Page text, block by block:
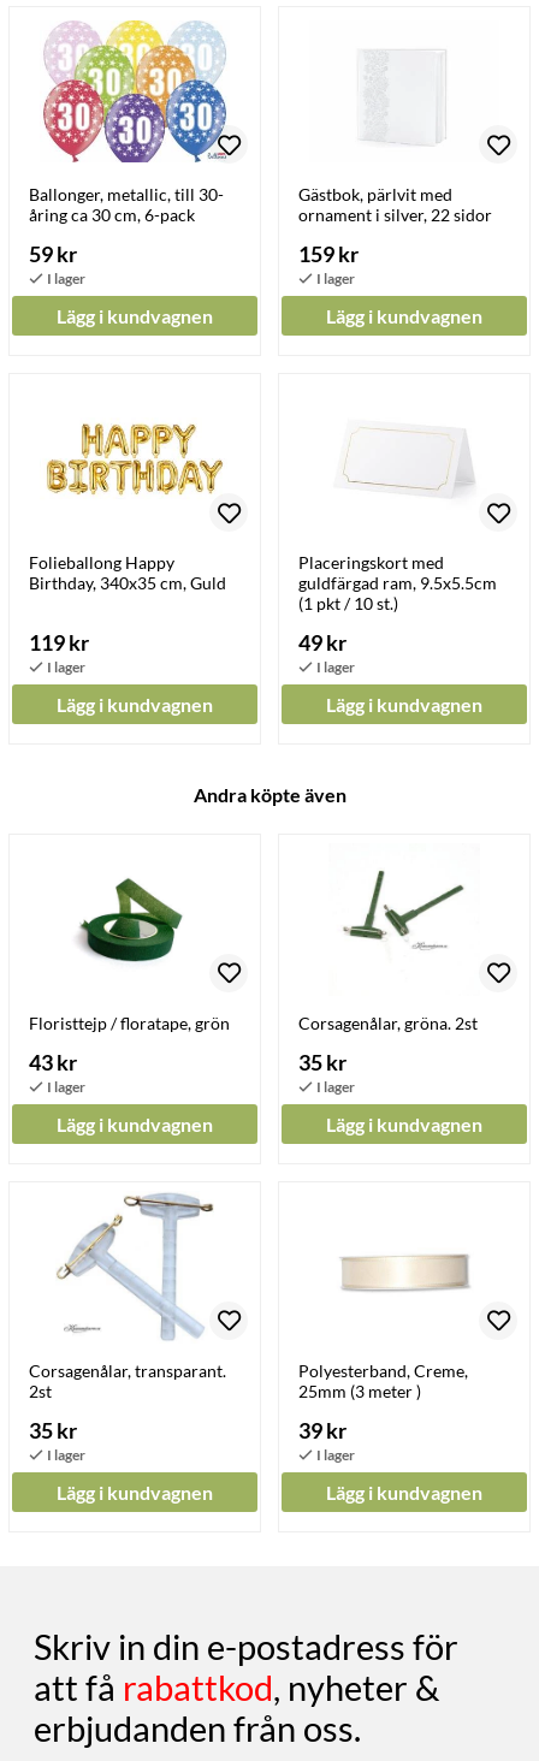
Ballonger, metallic, till 30-
åring ca 30 cm, 6-pack
59 kr
Lägg i kundvagnen
Gästbok, pärlvit med
ornament i silver, 22 sidor
159 kr
Lägg i kundvagnen
Folieballong Happy
Birthday, 340x35 cm, Guld
119 kr
Lägg i kundvagnen
Placeringskort med
guldfärgad ram, 9.5x5.5cm
(1 pkt / 10 st.)
49 kr
Lägg i kundvagnen
Andra köpte även
Floristtejp / floratape, grön
43 kr
Lägg i kundvagnen
Corsagenålar, gröna. 2st
35 kr
Lägg i kundvagnen
Corsagenålar, transparant.
2st
35 kr
Lägg i kundvagnen
Polyesterband, Creme,
25mm (3 meter )
39 kr
Lägg i kundvagnen
Skriv in din e-postadress för
att få rabattkod, nyheter &
erbjudanden från oss.